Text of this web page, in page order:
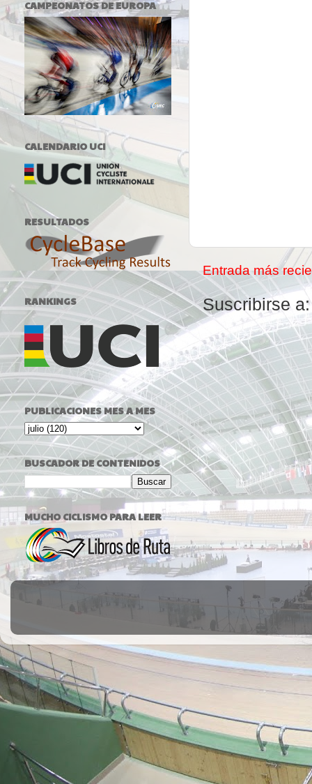
Entrada más
Suscribirse
CAMPEONATOS DE EUROPA
CALENDARIO UCI
RESULTADOS
RANKINGS
PUBLICACIONES MES A MES
BUSCADOR DE CONTENIDOS
MUCHO CICLISMO PARA LEER